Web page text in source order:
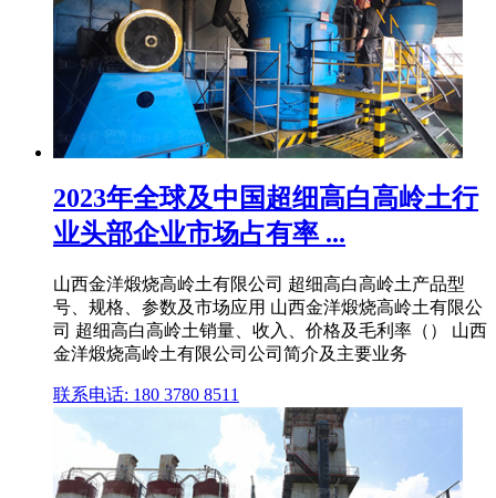
2023年全球及中国超细高白高岭土行
业头部企业市场占有率 ...
山西金洋煅烧高岭土有限公司 超细高白高岭土产品型
号、规格、参数及市场应用 山西金洋煅烧高岭土有限公
司 超细高白高岭土销量、收入、价格及毛利率（） 山西
金洋煅烧高岭土有限公司公司简介及主要业务
联系电话: 180 3780 8511